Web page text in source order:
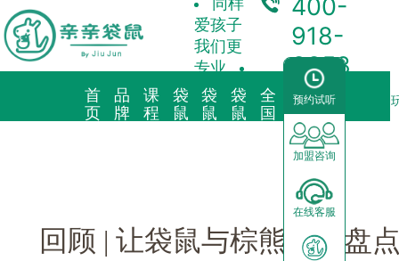
预约试听
加盟咨询
在线客服
爱孩子
我们更
专业
400-
918-
3358
首
页
品
牌
海外KindyROO
课
程
三大体系
袋
鼠
袋
鼠
儿童素养
袋
鼠
全
国
预约试听
合
作
加
盟
前景分析
加盟流程
回顾 | 让袋鼠与棕熊为你盘点，黄金假期里有什么好
回顾 | 让袋鼠与棕熊为你盘